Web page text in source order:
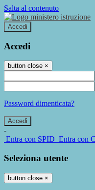
Salta al contenuto
Accedi
Accedi
button close ×
Password dimenticata?
-
Entra con SPID Entra con
Seleziona utente
button close ×